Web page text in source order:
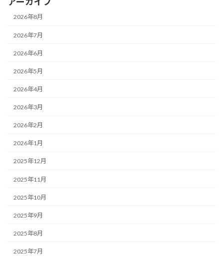
2026年8月
2026年7月
2026年6月
2026年5月
2026年4月
2026年3月
2026年2月
2026年1月
2025年12月
2025年11月
2025年10月
2025年9月
2025年8月
2025年7月